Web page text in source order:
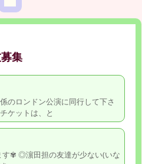
集
のロンドン公演に同行して下さ
ケットは、と
す✾ ◎濵田担の友達が少ない(いな